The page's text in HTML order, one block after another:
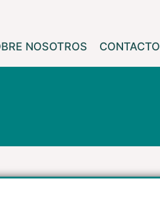
NOSOTROS CONTACTO